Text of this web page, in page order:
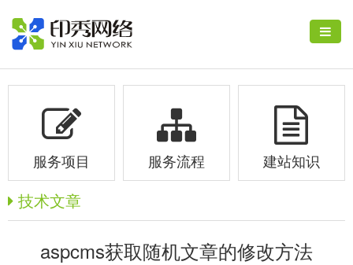
服务项目 服务流程 建站知识
技术文章
aspcms获取随机文章的修改方法